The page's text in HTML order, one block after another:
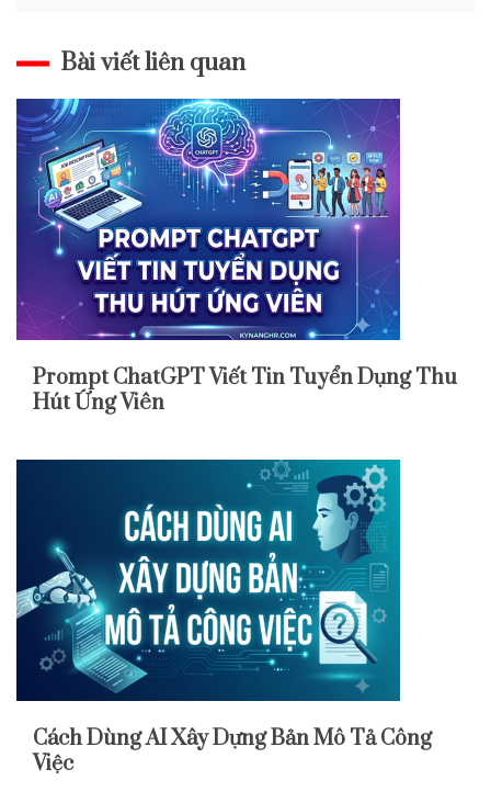
Bài viết liên quan
Prompt ChatGPT Viết Tin Tuyển Dụng Thu
Hút Ứng Viên
Cách Dùng AI Xây Dựng Bản Mô Tả Công
Việc